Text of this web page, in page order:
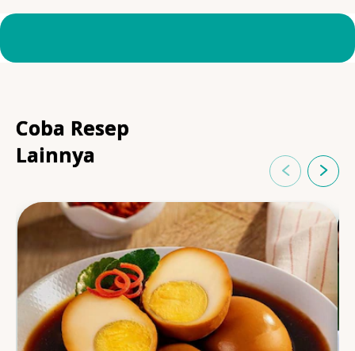
Coba Resep
Lainnya